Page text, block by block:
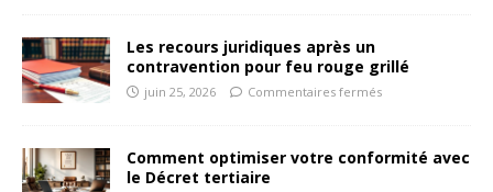
Les recours juridiques après un
contravention pour feu rouge grillé
juin 25, 2026 Commentaires fermés
Comment optimiser votre conformité avec
le Décret tertiaire